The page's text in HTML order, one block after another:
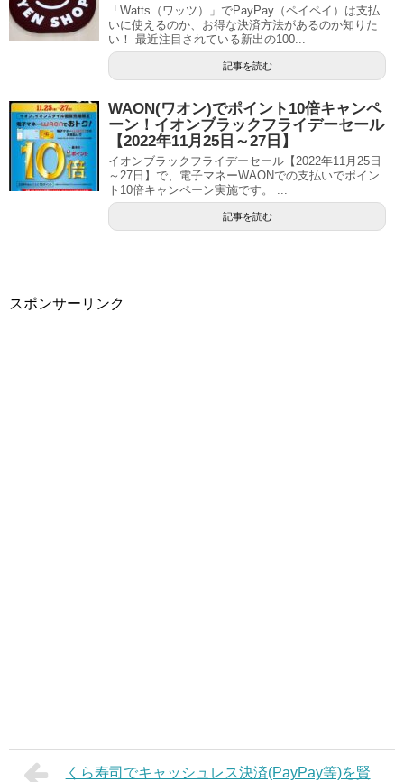
「Watts（ワッツ）」でPayPay（ペイペイ）は支払
いに使えるのか、お得な決済方法があるのか知りた
い！ 最近注目されている新出の100...
記事を読む
WAON(ワオン)でポイント10倍キャンペ
ーン！イオンブラックフライデーセール
【2022年11月25日～27日】
イオンブラックフライデーセール【2022年11月25日
～27日】で、電子マネーWAONでの支払いでポイン
ト10倍キャンペーン実施です。 ...
記事を読む
スポンサーリンク
くら寿司でキャッシュレス決済(PayPay等)を賢